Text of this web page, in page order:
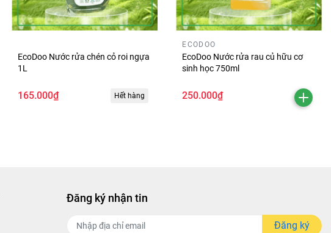
EcoDoo Nước rửa chén cỏ roi ngựa
1L
165.000₫ Hết hàng
ECODOO
EcoDoo Nước rửa rau củ hữu cơ
sinh học 750ml
250.000₫
Đăng ký nhận tin
Đăng ký